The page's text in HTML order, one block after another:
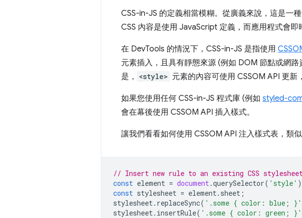
CSS-in-JS 的定義相當模糊。從廣義來說，這是一
CSS 內容是使用 JavaScript 定義，而應用程式會即
在 DevTools 的情況下，CSS-in-JS 是指使用
元素插入，且具有靜態來源 (例如 DOM 節點或網
是，
<style> 元素的內容可使用 CSSOM API 更新
如果您使用任何 CSS-in-JS 程式庫 (例如 styled-
會在幕後使用 CSSOM API 插入樣式。
讓我們看看如何使用 CSSOM API 注入樣式表，類
// Insert new rule to an existing CSS
const element = document.querySelector( 'style'
const stylesheet = element. sheet ;
stylesheet. replaceSync( '.some { color: blue; }'
stylesheet. insertRule( '.some { color: green; }'